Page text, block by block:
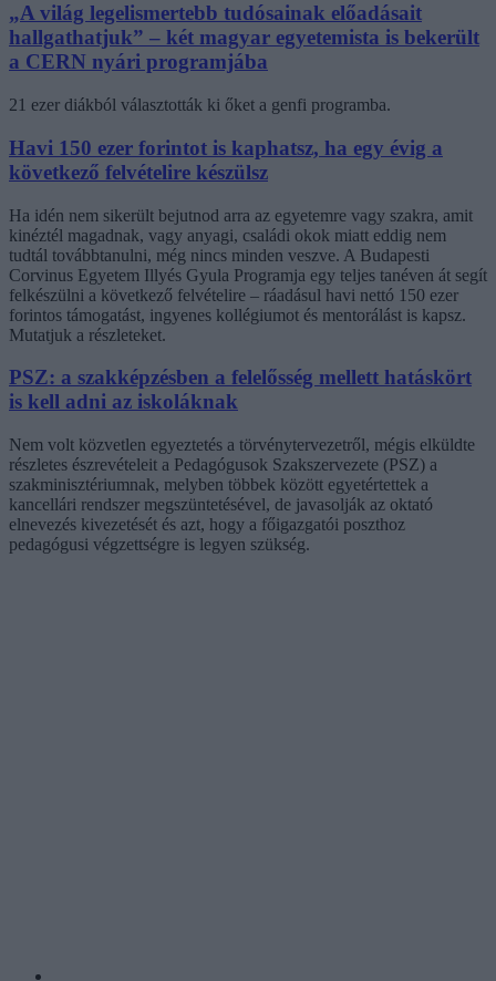
„A világ legelismertebb tudósainak előadásait
hallgathatjuk” – két magyar egyetemista is bekerült
a CERN nyári programjába
21 ezer diákból választották ki őket a genfi programba.
Havi 150 ezer forintot is kaphatsz, ha egy évig a
következő felvételire készülsz
Ha idén nem sikerült bejutnod arra az egyetemre vagy szakra, amit
kinéztél magadnak, vagy anyagi, családi okok miatt eddig nem
tudtál továbbtanulni, még nincs minden veszve. A Budapesti
Corvinus Egyetem Illyés Gyula Programja egy teljes tanéven át segít
felkészülni a következő felvételire – ráadásul havi nettó 150 ezer
forintos támogatást, ingyenes kollégiumot és mentorálást is kapsz.
Mutatjuk a részleteket.
PSZ: a szakképzésben a felelősség mellett hatáskört
is kell adni az iskoláknak
Nem volt közvetlen egyeztetés a törvénytervezetről, mégis elküldte
részletes észrevételeit a Pedagógusok Szakszervezete (PSZ) a
szakminisztériumnak, melyben többek között egyetértettek a
kancellári rendszer megszüntetésével, de javasolják az oktató
elnevezés kivezetését és azt, hogy a főigazgatói poszthoz
pedagógusi végzettségre is legyen szükség.